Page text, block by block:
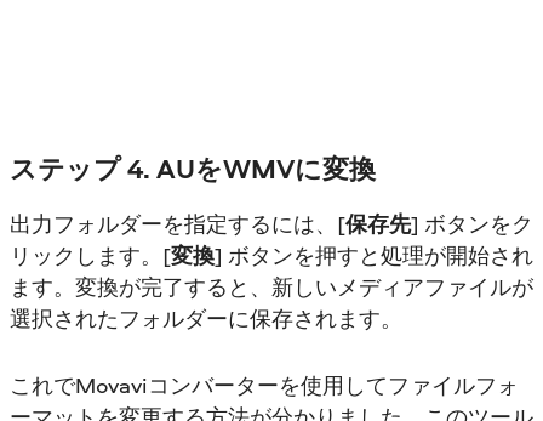
ステップ 4. AUをWMVに変換
出力フォルダーを指定するには、[保存先] ボタンをク
リックします。[変換] ボタンを押すと処理が開始され
ます。変換が完了すると、新しいメディアファイルが
選択されたフォルダーに保存されます。
これでMovaviコンバーターを使用してファイルフォ